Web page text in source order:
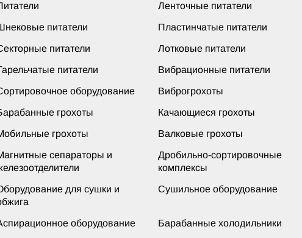
Ленточные питатели
питатели Пластинчатые питатели
питатели Лотковые питатели
питатели Вибрационные питатели
оборудование Виброгрохоты
грохоты Качающиеся грохоты
грохоты Валковые грохоты
сепараторы и
Дробильно-сортировочные
комплексы
для сушки и
Сушильное оборудование
оборудование Барабанные холодильники